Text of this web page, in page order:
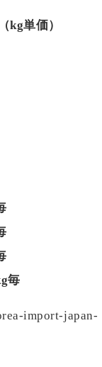
kg単価）
毎
import-japan-